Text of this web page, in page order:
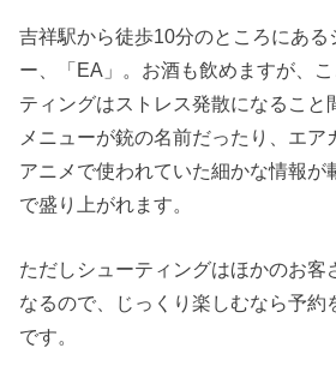
吉祥駅から徒歩10分のところにある
ー、「EA」。お酒も飲めますが、
ティングはストレス発散になること
メニューが銃の名前だったり、エア
アニメで使われていた細かな情報が
で盛り上がれます。
ただしシューティングはほかのお客
なるので、じっくり楽しむなら予約
です。